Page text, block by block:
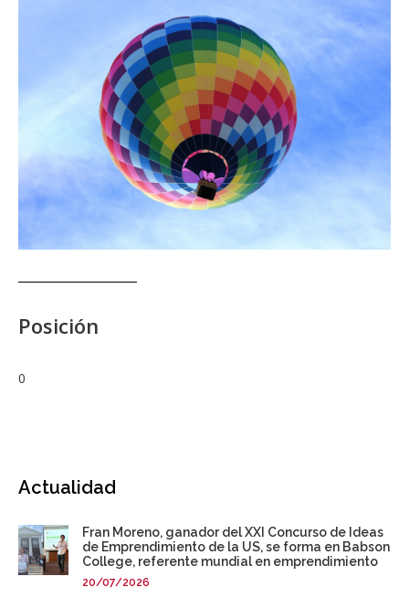
Posición
0
Actualidad
Fran Moreno, ganador del XXI Concurso de Ideas
de Emprendimiento de la US, se forma en Babson
College, referente mundial en emprendimiento
20/07/2026